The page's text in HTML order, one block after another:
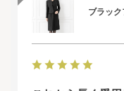
ブラッ